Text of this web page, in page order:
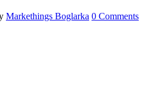
Markethings Boglarka 0 Comments